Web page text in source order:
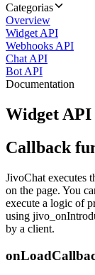
Categorias
Overview
Widget API
Webhooks API
Chat API
Bot API
Documentation
Widget API
Callback
JivoChat executes
on the page. You
execute a logic of
using
by a client.